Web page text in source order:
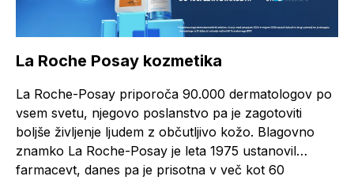
La Roche Posay kozmetika
La Roche-Posay priporoča 90.000 dermatologov po
vsem svetu, njegovo poslanstvo pa je zagotoviti
boljše življenje ljudem z občutljivo kožo. Blagovno
znamko La Roche-Posay je leta 1975 ustanovil
farmacevt, danes pa je prisotna v več kot 60